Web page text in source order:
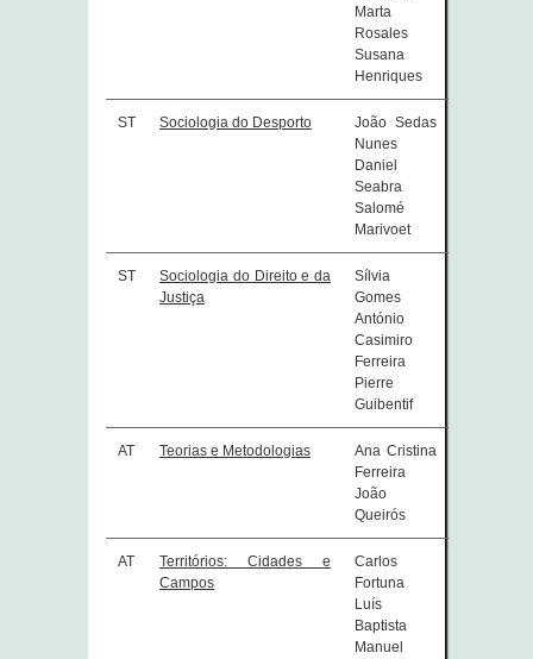
Marta
Rosales
Susana
Henriques
ST Sociologia do Desporto
João Sedas
Nunes
Daniel
Seabra
Salomé
Marivoet
ST
Sociologia do Direito e da
Justiça
Sílvia
Gomes
António
Casimiro
Ferreira
Pierre
Guibentif
AT Teorias e Metodologias
Ana Cristina
Ferreira
João
Queirós
AT
Territórios: Cidades e
Campos
Carlos
Fortuna
Luís
Baptista
Manuel